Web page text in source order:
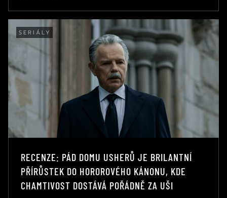
SERIÁLY
RECENZE: PÁD DOMU USHERŮ JE BRILANTNÍ
PŘÍRŮSTEK DO HOROROVÉHO KÁNONU, KDE
CHAMTIVOST DOSTÁVÁ POŘÁDNĚ ZA UŠI